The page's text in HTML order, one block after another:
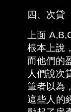
四、次貸
上面
根本上說
而他們的
人們說次
筆者以為
這些人的